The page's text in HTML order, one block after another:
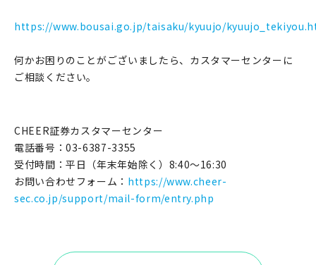
https://www.bousai.go.jp/taisaku/kyuujo/
何かお困りのことがございましたら、カスタマーセンターに
ご相談ください。
CHEER証券カスタマーセンター
電話番号：03-6387-3355
受付時間：平日（年末年始除く）8:40～16:30
お問い合わせフォーム： https://www.cheer-
sec.co.jp/support/mail-form/entry.php